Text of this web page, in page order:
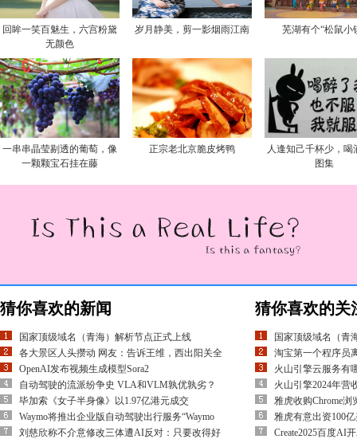
回眸一笑百魅生，六宫粉黛
无颜色
岁月静美，剪一影烟雨江南 芜湖有个“松鼠小
一串串晶莹剔透的葡萄，像
一颗颗宝石挂在藤
正宗老北京脆皮烤鸭
人逢知己千杯少，喝
图集
猜你喜欢的新闻
国家顶级域名（青海）解析节点正式上线
各大景区人头攒动 网友：告诉王维，西出阳关全
OpenAI发布视频生成模型Sora2
自动驾驶的流派纷争史 VLA和VLM孰优孰劣？
毕加索《女子半身像》以1.97亿港元成交
Waymo将推出企业版自动驾驶出行服务“Waymo
刘慈欣称不介意修改三体遭AI反对：只要改得好
猜你喜欢的关
国家顶级域名（青
淘宝第一个程序员
火山引擎云服务有
火山引擎2024年营
雅虎收购Chrome
雅虎有意出资100
Create2025百度AI